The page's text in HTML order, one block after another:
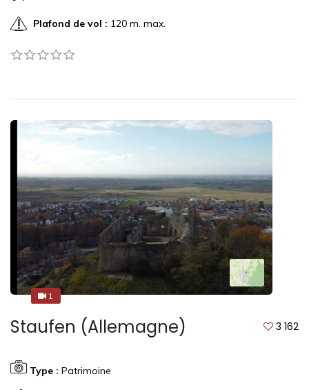
Plafond de vol : 120 m. max.
1
1
Staufen (Allemagne) 3 162
Type : Patrimoine